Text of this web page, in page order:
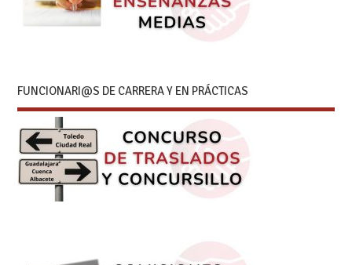
FUNCIONARI@S DE CARRERA Y EN PRÁCTICAS